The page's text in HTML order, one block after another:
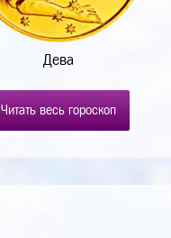
Дева
Читать весь гороскоп